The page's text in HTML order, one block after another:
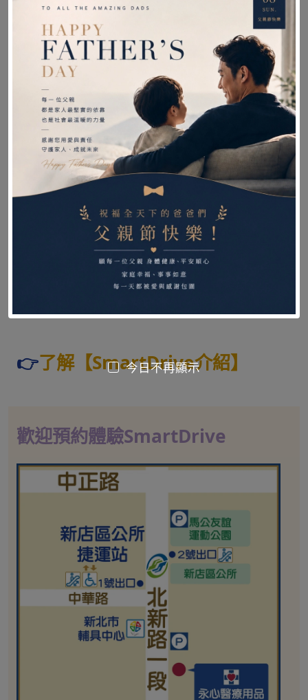
行！
折抵）
送/回收
【SmartDrive特色】
●超輕助力。
●好帶出國。
●含教學設定。
●30天內折抵。
●一鍵啟動、自由轉向，連接夢想的動力，成為
有目的地的探索者。
●無論是機場長廊、博物館走道、京都老街，幫
你節省每一分力氣，留下更多美好的回憶。
●可攜帶上飛機，符合航空登機規範。
👉了解【SmartDrive介紹】
歡迎預約體驗SmartDrive
今日不再顯示